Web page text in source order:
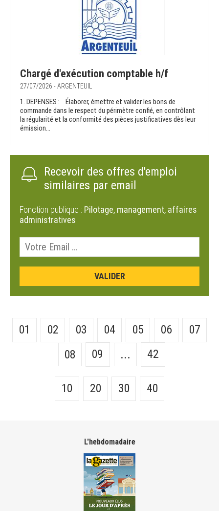
Chargé d'exécution comptable h/f
27/07/2026 - ARGENTEUIL
1. DEPENSES : Élaborer, émettre et valider les bons de
commande dans le respect du périmètre confié, en contrôlant
la régularité et la conformité des pièces justificatives dès leur
émission...
Recevoir des offres d'emploi
similaires par email
Fonction publique : Pilotage, management, affaires
administratives
01 02 03 04 05 06
07
08
09 ... 42
10 20 30 40
L'hebdomadaire